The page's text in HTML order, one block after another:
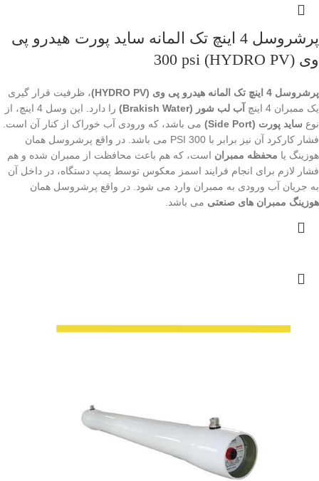
پرشروسل 4 اینچ تک المانه ساید پورت هیدرو پی
وی (HYDRO PV) 300 psi
پرشروسل 4 اینچ تک المانه هیدرو پی وی (HYDRO PV)
، ظرفیت قرار گیری
یک ممبران 4 اینچ
آب لب شور (Brakish Water)
را دارد. این وسل 4 اینچ، از
نوع ساید پورت (Side Port)
می باشد، که ورودی آب خوراک از کنار آن است.
فشار کارکرد آن نیز برابر با 300 PSI می باشد. در واقع پرشروسل همان
هوزینگ یا محفظه ممبران است، که هم باعث محافظت از ممبران شده و هم
فشار لازم برای انجام فرایند اسمز معکوس توسط پمپ دستگاه، در داخل آن
به جریان آب ورودی به ممبران وارد می شود. در واقع پرشروسل همان
هوزینگ ممبران های صنعتی می باشد.